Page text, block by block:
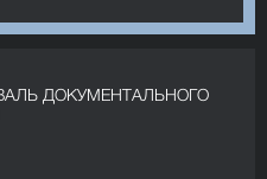
ДОКУМЕНТАЛЬНОГО